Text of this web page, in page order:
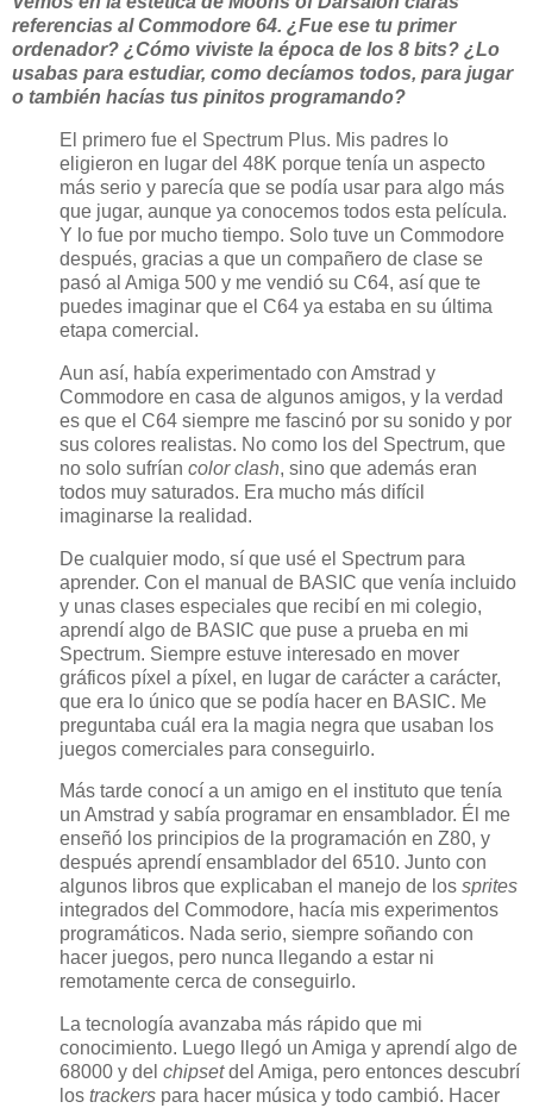
referencias al Commodore 64. ¿Fue ese tu primer
ordenador? ¿Cómo viviste la época de los 8 bits? ¿Lo
usabas para estudiar, como decíamos todos, para jugar
o también hacías tus pinitos programando?
El primero fue el Spectrum Plus. Mis padres lo
eligieron en lugar del 48K porque tenía un aspecto
más serio y parecía que se podía usar para algo más
que jugar, aunque ya conocemos todos esta película.
Y lo fue por mucho tiempo. Solo tuve un Commodore
después, gracias a que un compañero de clase se
pasó al Amiga 500 y me vendió su C64, así que te
puedes imaginar que el C64 ya estaba en su última
etapa comercial.
Aun así, había experimentado con Amstrad y
Commodore en casa de algunos amigos, y la verdad
es que el C64 siempre me fascinó por su sonido y por
sus colores realistas. No como los del Spectrum, que
no solo sufrían color clash, sino que además eran
todos muy saturados. Era mucho más difícil
imaginarse la realidad.
De cualquier modo, sí que usé el Spectrum para
aprender. Con el manual de BASIC que venía incluido
y unas clases especiales que recibí en mi colegio,
aprendí algo de BASIC que puse a prueba en mi
Spectrum. Siempre estuve interesado en mover
gráficos píxel a píxel, en lugar de carácter a carácter,
que era lo único que se podía hacer en BASIC. Me
preguntaba cuál era la magia negra que usaban los
juegos comerciales para conseguirlo.
Más tarde conocí a un amigo en el instituto que tenía
un Amstrad y sabía programar en ensamblador. Él me
enseñó los principios de la programación en Z80, y
después aprendí ensamblador del 6510. Junto con
algunos libros que explicaban el manejo de los sprites
integrados del Commodore, hacía mis experimentos
programáticos. Nada serio, siempre soñando con
hacer juegos, pero nunca llegando a estar ni
remotamente cerca de conseguirlo.
La tecnología avanzaba más rápido que mi
conocimiento. Luego llegó un Amiga y aprendí algo de
68000 y del chipsetdel Amiga, pero entonces descubrí
los trackers para hacer música y todo cambió. Hacer